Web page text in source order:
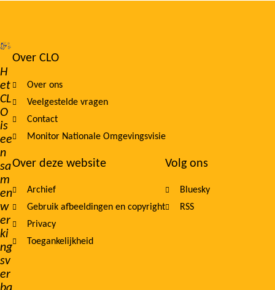
H
et
CL
O
is
ee
n
sa
m
en
w
er
ki
ng
sv
er
Footer
navigation
Over CLO
Over ons
Veelgestelde vragen
Contact
Monitor Nationale Omgevingsvisie
Over deze website
Archief
Gebruik afbeeldingen en copyright
Privacy
Toegankelijkheid
Volg ons
Bluesky
RSS